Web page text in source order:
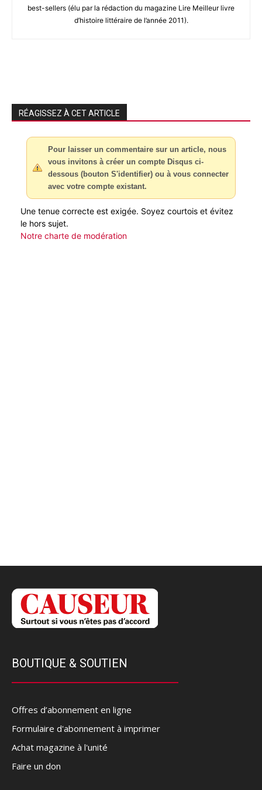
best-sellers (élu par la rédaction du magazine Lire Meilleur livre
d’histoire littéraire de l’année 2011).
RÉAGISSEZ À CET ARTICLE
Pour laisser un commentaire sur un article, nous
vous invitons à créer un compte Disqus ci-
dessous (bouton S'identifier) ou à vous connecter
avec votre compte existant.
Une tenue correcte est exigée. Soyez courtois et évitez
le hors sujet.
Notre charte de modération
BOUTIQUE & SOUTIEN
Offres d’abonnement en ligne
Formulaire d'abonnement à imprimer
Achat magazine à l'unité
Faire un don